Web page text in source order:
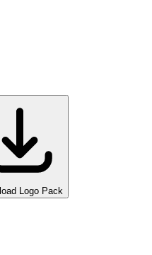
Logo Pack